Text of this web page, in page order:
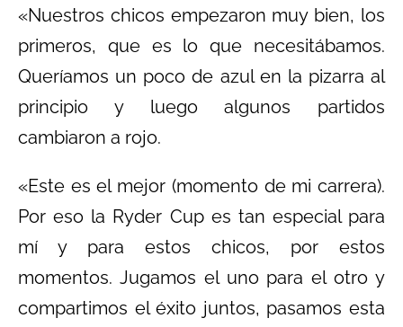
«Nuestros chicos empezaron muy bien, los
primeros, que es lo que necesitábamos.
Queríamos un poco de azul en la pizarra al
principio y luego algunos partidos
cambiaron a rojo.
«Este es el mejor (momento de mi carrera).
Por eso la Ryder Cup es tan especial para
mí y para estos chicos, por estos
momentos. Jugamos el uno para el otro y
compartimos el éxito juntos, pasamos esta